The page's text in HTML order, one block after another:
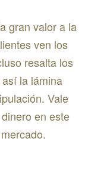
gran valor a la
ven los
resalta los
la lámina
Vale
en este